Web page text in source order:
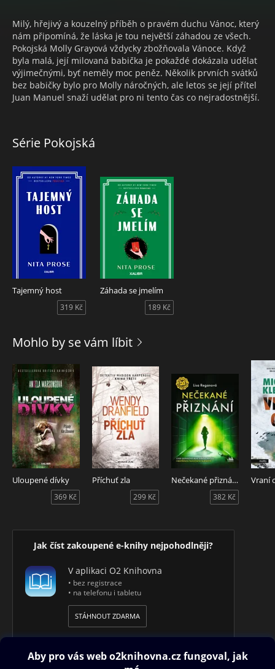
Milý, hřejivý a kouzelný příběh o pravém duchu Vánoc, který
nám připomíná, že láska je tou největší záhadou ze všech.
Pokojská Molly Grayová vždycky zbožňovala Vánoce. Když
byla malá, její milovaná babička je pokaždé dokázala udělat
výjimečnými, byť neměly moc peněz. Několik prvních svátků
bez babičky bylo pro Molly náročných, ale letos se její přítel
Juan Manuel snaží udělat pro ni tento čas co nejradostnější.
Série Pokojská
Tajemný host
319 Kč
Záhada se jmelím
189 Kč
Mohlo by se vám líbit
Uloupené dívky
369 Kč
Příchuť zla
299 Kč
Nečekané přiznání
382 Kč
Vraní
Jak číst zakoupené e-knihy nejpohodlněji?
V aplikaci O2 Knihovna
• bez registrace
• na telefonu i tabletu
STÁHNOUT ZDARMA